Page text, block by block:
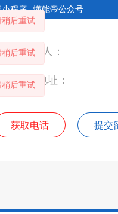
程序 | 懂能帝公众号
联 系 人：
联系地址：
获取电话 提交
稍后重试
稍后重试
稍后重试